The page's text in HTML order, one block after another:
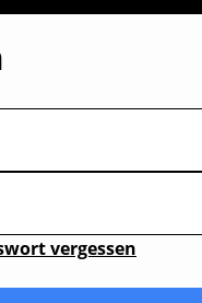
vergessen